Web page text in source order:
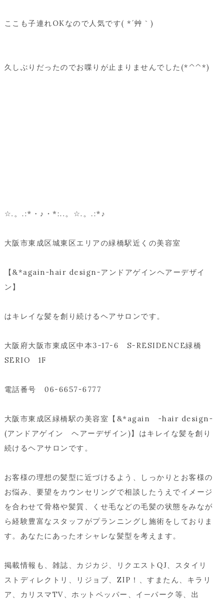
ここも子連れOKなので人気です( *´艸｀)
久しぶりだったのでお喋りが止まりませんでした(*^^*)
☆.。.:*・♪・*:..。☆.。.:*♪
大阪市東成区城東区エリアの緑橋駅近くの美容室
【&*again-hair design-アンドアゲインヘアーデザイ
ン】
はキレイな髪を創り続けるヘアサロンです。
大阪府大阪市東成区中本3-17-6 S-RESIDENCE緑橋
SERIO 1F
電話番号 06-6657-6777
大阪市東成区緑橋駅の美容室【&*again -hair design-
(アンドアゲイン ヘアーデザイン)】はキレイな髪を創り
続けるヘアサロンです。
お客様の理想の髪型に近づけるよう、しっかりとお客様の
お悩み、要望をカウンセリングで相談したうえでイメージ
を合わせて骨格や髪質、くせ毛などの毛髪の状態をみなが
ら経験豊富なスタッフがプランニングし施術をしておりま
す。あなたにあったオシャレな髪型を考えます。
掲載情報も、雑誌、カジカジ、リクエストQJ、スタイリ
ストディレクトリ、リジョブ、ZIP！、すまたん、キラリ
ア、カリスマTV、ホットペッパー、イ—パーク等、出